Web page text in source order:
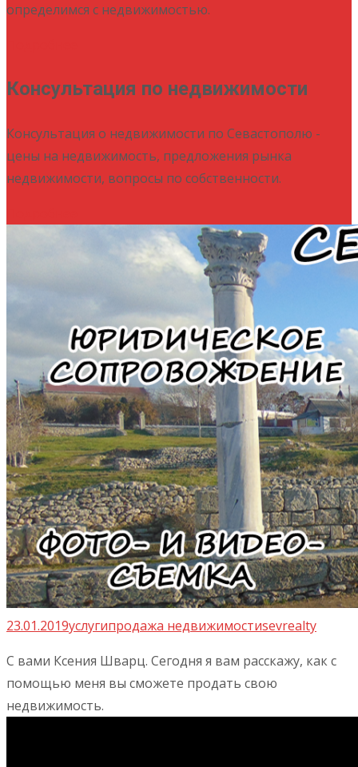
определимся с недвижимостью.
Консультация по недвижимости
Консультация о недвижимости по Севастополю -
цены на недвижимость, предложения рынка
недвижимости, вопросы по собственности.
23.01.2019услугипродажа недвижимостиsevrealty
С вами Ксения Шварц. Сегодня я вам расскажу, как с
помощью меня вы сможете продать свою
недвижимость.